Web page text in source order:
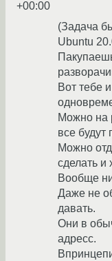
+00:00
(Задача
Ubuntu
Вот тебе
Можно на
все будут
Можно
сделать и
Вообще
Даже не
давать.
Они в
адресс.